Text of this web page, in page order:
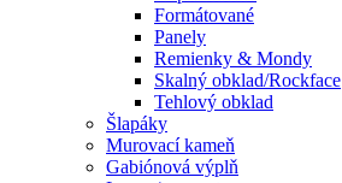
Formátované
Panely
Remienky & Mondy
Skalný obklad/Rockface
Tehlový obklad
Šlapáky
Murovací kameň
Gabiónová výplň